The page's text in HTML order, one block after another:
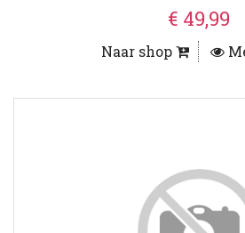
€ 49,99
Naar shop